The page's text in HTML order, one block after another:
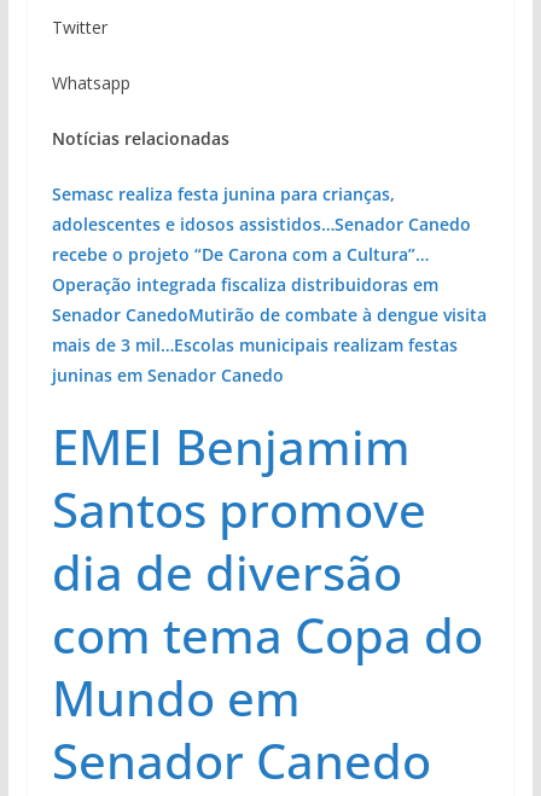
Twitter
Whatsapp
Notícias relacionadas
Semasc realiza festa junina para crianças,
adolescentes e idosos assistidos…Senador Canedo
recebe o projeto “De Carona com a Cultura”…
Operação integrada fiscaliza distribuidoras em
Senador CanedoMutirão de combate à dengue visita
mais de 3 mil…Escolas municipais realizam festas
juninas em Senador Canedo
EMEI Benjamim
Santos promove
dia de diversão
com tema Copa do
Mundo em
Senador Canedo